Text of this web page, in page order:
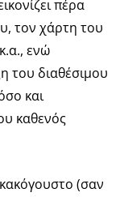
πέρα
τον χάρτη του
ενώ
του διαθέσιμου
και
καθενός
(σαν